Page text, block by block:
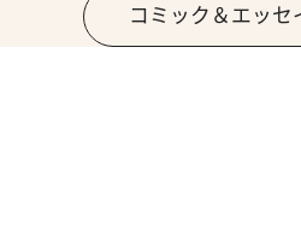
コミック＆エッセ